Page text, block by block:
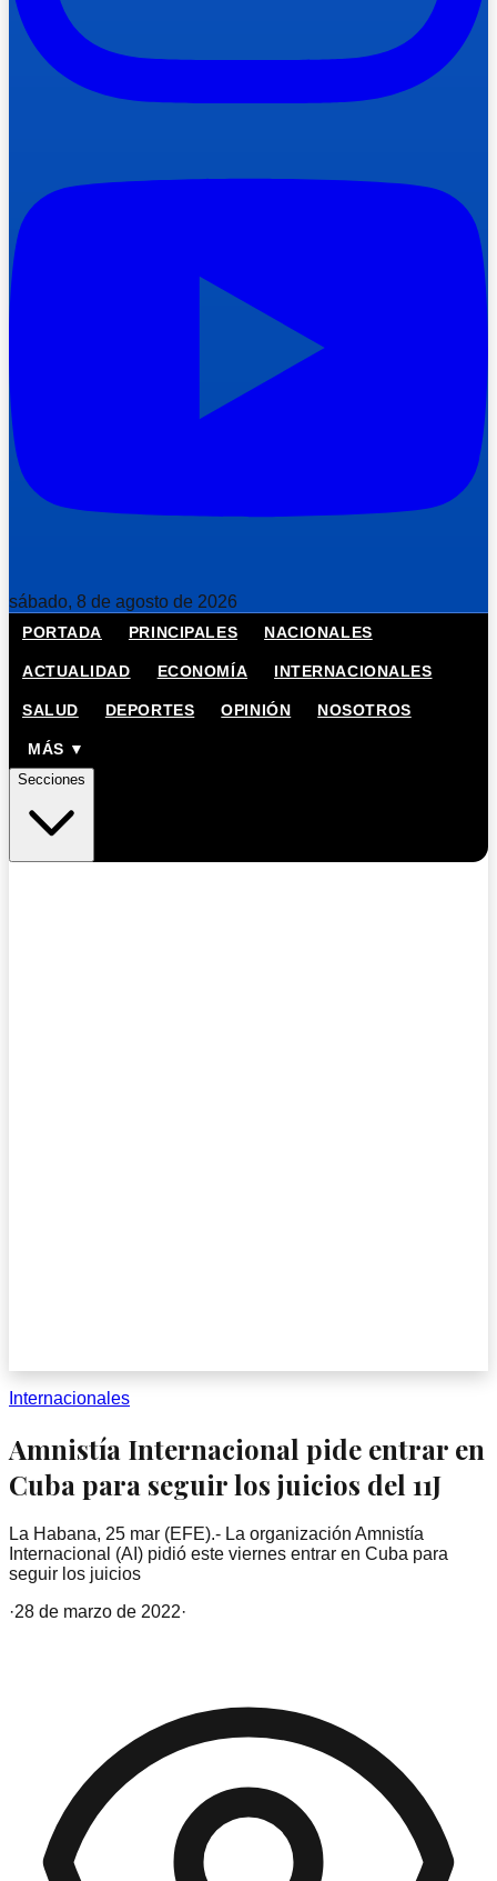
sábado, 8 de agosto de 2026
PORTADA PRINCIPALES NACIONALES
ACTUALIDAD ECONOMÍA INTERNACIONALES
SALUD DEPORTES OPINIÓN NOSOTROS
MÁS ▼
Secciones
Internacionales
Amnistía Internacional pide entrar en
Cuba para seguir los juicios del 11J
La Habana, 25 mar (EFE).- La organización Amnistía
Internacional (AI) pidió este viernes entrar en Cuba para
seguir los juicios
·28 de marzo de 2022·